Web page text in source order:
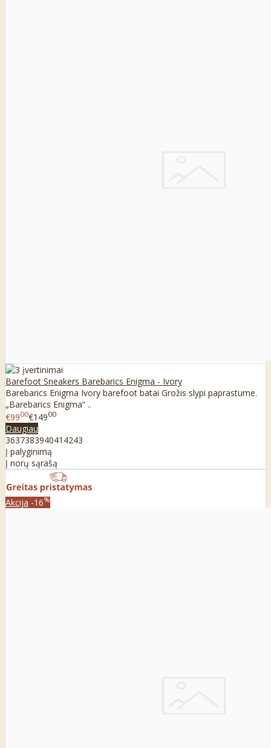
Barefoot Sneakers Barebarics Enigma - Ivory
Barebarics Enigma Ivory barefoot batai Grožis slypi paprastume.
„Barebarics Enigma“ ..
€9900€14900
Daugiau
363738394041 4243
Į palyginimą
Į norų sąrašą
Akcija -16%